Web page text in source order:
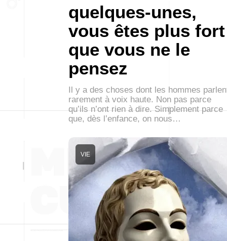
quelques-unes,
vous êtes plus fort
que vous ne le
pensez
Il y a des choses dont les hommes
rarement à voix haute. Non pas parce
qu’ils n’ont rien à dire. Simplement parce
que, dès l’enfance, on nous…
VIE